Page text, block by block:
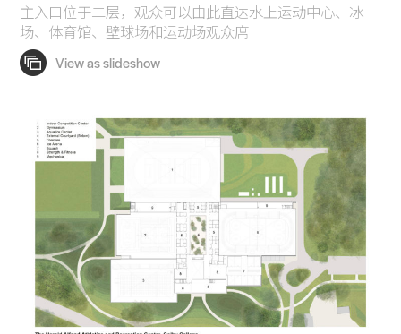
主入口位于二层，观众可以由此直达水上运动中心、冰
场、体育馆、壁球场和运动场观众席